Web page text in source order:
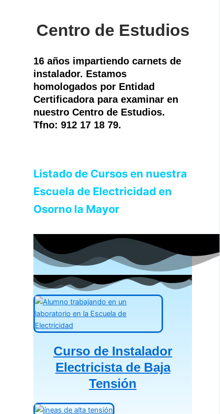
Centro de Estudios
16 años impartiendo carnets de
instalador. Estamos
homologados por Entidad
Certificadora para examinar en
nuestro Centro de Estudios.
Tfno: 912 17 18 79.
Listado de Cursos en nuestra
Escuela de Electricidad en
Osorno la Mayor
Curso de Instalador
Electricista de Baja
Tensión